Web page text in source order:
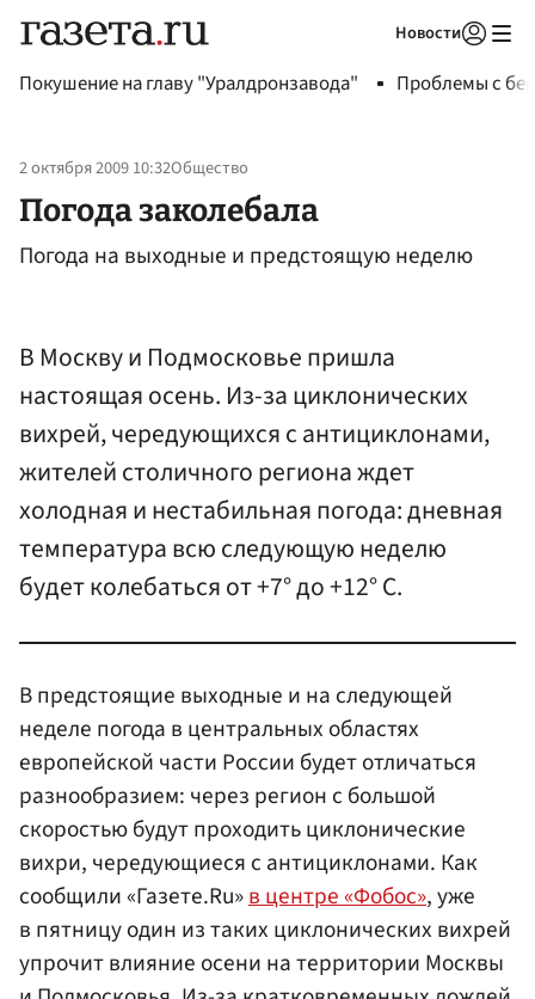
Новости
Покушение на главу "Уралдронзавода" Проблемы с
2 октября 2009 10:32Общество
Погода заколебала
Погода на выходные и предстоящую неделю
В Москву и Подмосковье пришла
настоящая осень. Из-за циклонических
вихрей, чередующихся с антициклонами,
жителей столичного региона ждет
холодная и нестабильная погода: дневная
температура всю следующую неделю
будет колебаться от +7° до +12° С.
В предстоящие выходные и на следующей
неделе погода в центральных областях
европейской части России будет отличаться
разнообразием: через регион с большой
скоростью будут проходить циклонические
вихри, чередующиеся с антициклонами. Как
сообщили «Газете.Ru»в центре «Фобос», уже
в пятницу один из таких циклонических вихрей
упрочит влияние осени на территории Москвы